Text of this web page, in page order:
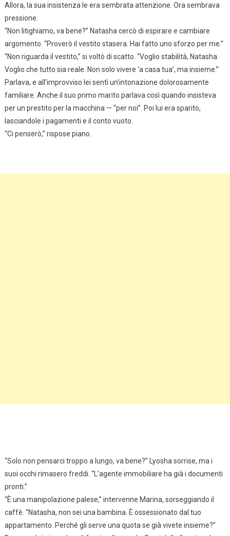
Allora, la sua insistenza le era sembrata attenzione. Ora sembrava
pressione.
“Non litighiamo, va bene?” Natasha cercò di espirare e cambiare
argomento. “Proverò il vestito stasera. Hai fatto uno sforzo per me.”
“Non riguarda il vestito,” si voltò di scatto. “Voglio stabilità, Natasha.
Voglio che tutto sia reale. Non solo vivere ‘a casa tua’, ma insieme.”
Parlava, e all’improvviso lei sentì un’intonazione dolorosamente
familiare. Anche il suo primo marito parlava così quando insisteva
per un prestito per la macchina — “per noi”. Poi lui era sparito,
lasciandole i pagamenti e il conto vuoto.
“Ci penserò,” rispose piano.
“Solo non pensarci troppo a lungo, va bene?” Lyosha sorrise, ma i
suoi occhi rimasero freddi. “L’agente immobiliare ha già i documenti
pronti.”
“È una manipolazione palese,” intervenne Marina, sorseggiando il
caffè. “Natasha, non sei una bambina. È ossessionato dal tuo
appartamento. Perché gli serve una quota se già vivete insieme?”